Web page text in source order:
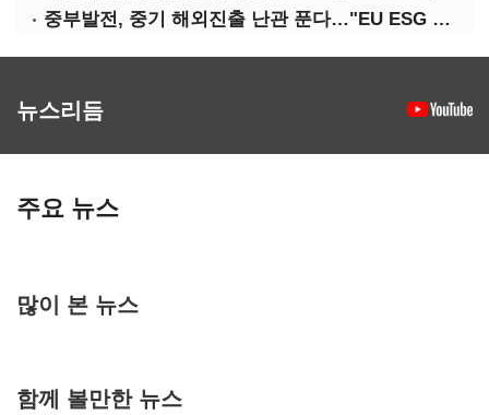
중부발전, 중기 해외진출 난관 푼다…"EU ESG 실사 공동 대응"
뉴스리듬
주요 뉴스
많이 본 뉴스
함께 볼만한 뉴스